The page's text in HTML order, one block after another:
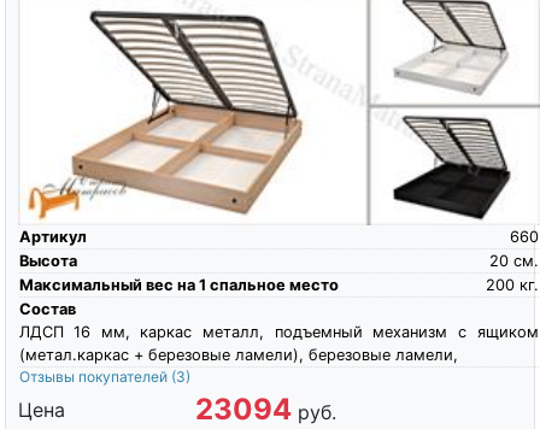
Артикул
660
Высота
см.
20
Максимальный вес на 1 спальное место
кг.
200
Состав
ЛДСП 16 мм, каркас металл, подъемный механизм с ящиком
(метал.каркас + березовые ламели), березовые ламели,
Отзывы покупателей (3)
Цена 23094 руб.